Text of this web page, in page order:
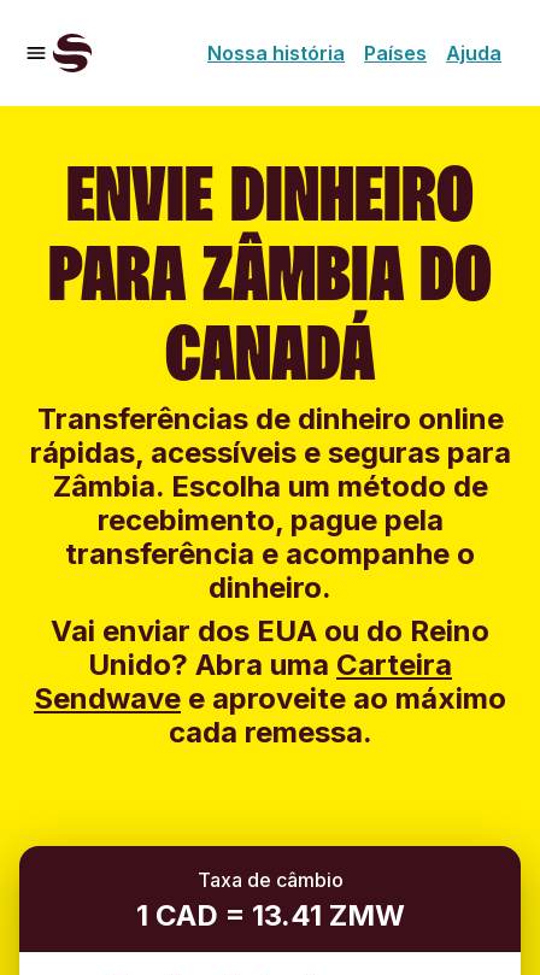
Nossa história Países Ajuda
ENVIE DINHEIRO
PARA ZÂMBIA DO
CANADÁ
Transferências de dinheiro online
rápidas, acessíveis e seguras para
Zâmbia. Escolha um método de
recebimento, pague pela
transferência e acompanhe o
dinheiro.
Vai enviar dos EUA ou do Reino
Unido? Abra uma Carteira
Sendwave e aproveite ao máximo
cada remessa.
Taxa de câmbio
1 CAD = 13.41 ZMW